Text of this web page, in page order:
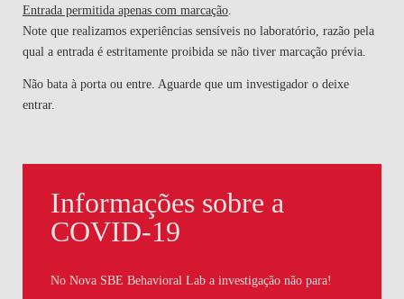
Entrada permitida apenas com marcação.
Note que realizamos experiências sensíveis no laboratório, razão pela
qual a entrada é estritamente proibida se não tiver marcação prévia.
Não bata à porta ou entre. Aguarde que um investigador o deixe
entrar.
Informações sobre a
COVID-19
No Nova SBE Behavioral Lab a investigação não para!